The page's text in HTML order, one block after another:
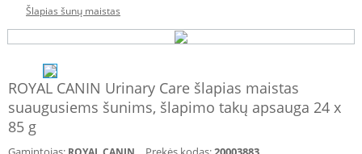
Šlapias šunų maistas
ROYAL CANIN Urinary Care šlapias maistas
suaugusiems šunims, šlapimo takų apsauga 24 x
85 g